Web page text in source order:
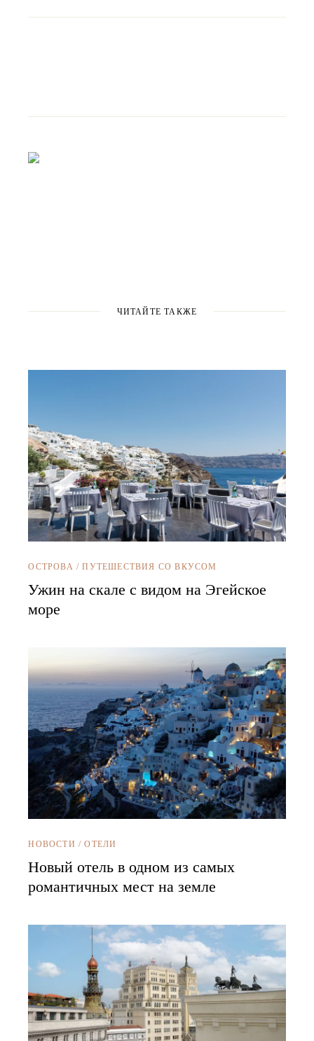
ЧИТАЙТЕ ТАКЖЕ
ОСТРОВА /ПУТЕШЕСТВИЯ СО ВКУСОМ
Ужин на скале с видом на Эгейское
море
НОВОСТИ /ОТЕЛИ
Новый отель в одном из самых
романтичных мест на земле